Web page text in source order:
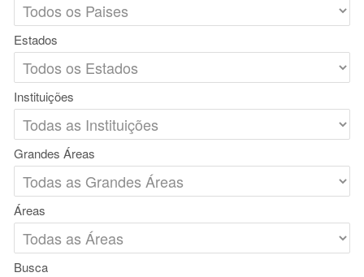
Estados
Instituições
Grandes Áreas
Áreas
Busca